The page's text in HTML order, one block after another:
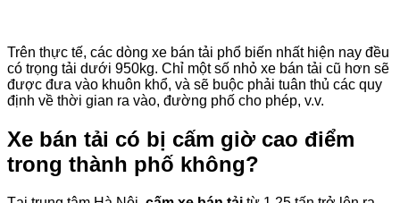
Trên thực tế, các dòng xe bán tải phổ biến nhất hiện nay đều
có trọng tải dưới 950kg. Chỉ một số nhỏ xe bán tải cũ hơn sẽ
được đưa vào khuôn khổ, và sẽ buộc phải tuân thủ các quy
định về thời gian ra vào, đường phố cho phép, v.v.
Xe bán tải có bị cấm giờ cao điểm
trong thành phố không?